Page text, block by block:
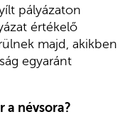
pályázaton
értékelő
majd, akikben
egyaránt
a névsora?